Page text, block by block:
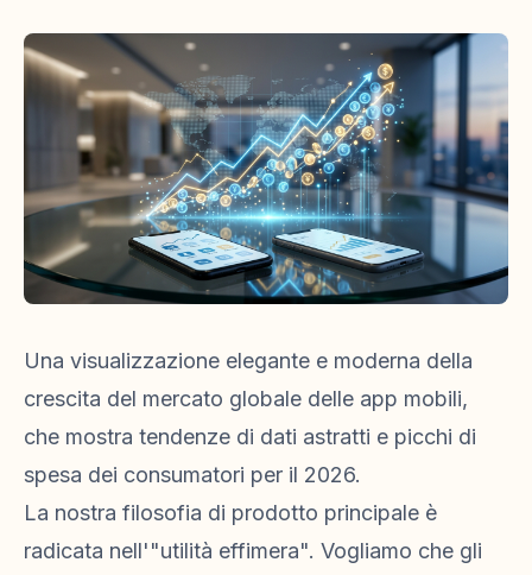
Una visualizzazione elegante e moderna della
crescita del mercato globale delle app mobili,
che mostra tendenze di dati astratti e picchi di
spesa dei consumatori per il 2026.
La nostra filosofia di prodotto principale è
radicata nell'"utilità effimera". Vogliamo che gli